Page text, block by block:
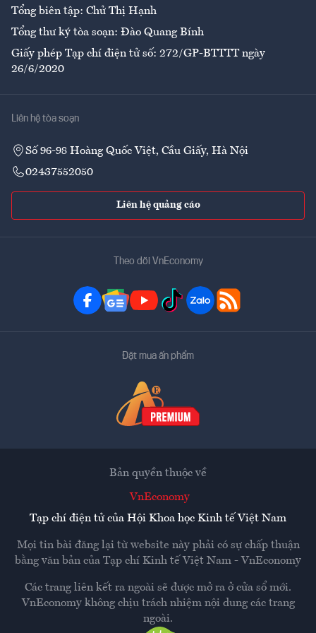
Tổng biên tập: Chử Thị Hạnh
Tổng thư ký tòa soạn: Đào Quang Bính
Giấy phép Tạp chí điện tử số: 272/GP-BTTTT ngày
26/6/2020
Liên hệ tòa soạn
Số 96-98 Hoàng Quốc Việt, Cầu Giấy, Hà Nội
02437552050
Liên hệ quảng cáo
Theo dõi VnEconomy
Đặt mua ấn phẩm
Bản quyền thuộc về
VnEconomy
Tạp chí điện tử của Hội Khoa học Kinh tế Việt Nam
Mọi tin bài đăng lại từ website này phải có sự chấp thuận
bằng văn bản của Tạp chí Kinh tế Việt Nam - VnEconomy
Các trang liên kết ra ngoài sẽ được mở ra ở cửa sổ mới.
VnEconomy không chịu trách nhiệm nội dung các trang
ngoài.